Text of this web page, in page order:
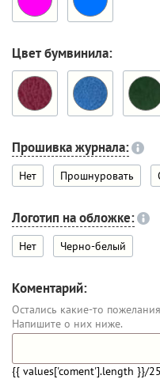
Цвет бумвинила:
Прошивка журнала:
Нет Прошнуровать
Логотип на обложке:
Нет Черно-белый
Коментарий:
Остались какие-то
Напишите о них ниже.
{{ values['coment'].length }}/